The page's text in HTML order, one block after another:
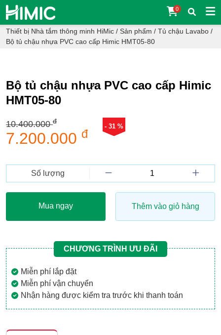
0
Thiết bị Nhà tắm thông minh HiMic / Sản phẩm / Tủ chậu Lavabo /
Bộ tủ chậu nhựa PVC cao cấp Himic HMT05-80
Bộ tủ chậu nhựa PVC cao cấp Himic
HMT05-80
10.400.000đ
7.200.000 đ
- 31 %
Số lượng
Mua ngay Thêm vào giỏ hàng
CHƯƠNG TRÌNH ƯU ĐÃI
Miễn phí lắp đặt
Miễn phí vận chuyển
Nhận hàng được kiểm tra trước khi thanh toán